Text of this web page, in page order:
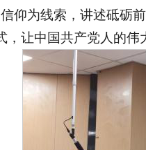
仰为线索，讲述砥砺
让中国共产党人的伟